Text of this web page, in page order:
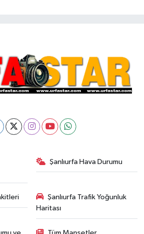
Şanlıurfa Hava Durumu
Şanlıurfa Trafik Yoğunluk
Haritası
ve Tüm Manşetler